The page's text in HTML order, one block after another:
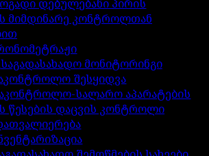
დებულებანი პირის
მიმდინარე კონტროლთან
საგადასახადო მონიტორინგი
შესყიდვა
სალარო აპარატების
წესების დაცვის კონტროლი